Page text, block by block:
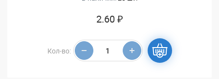
2.60 ₽
Кол-во: